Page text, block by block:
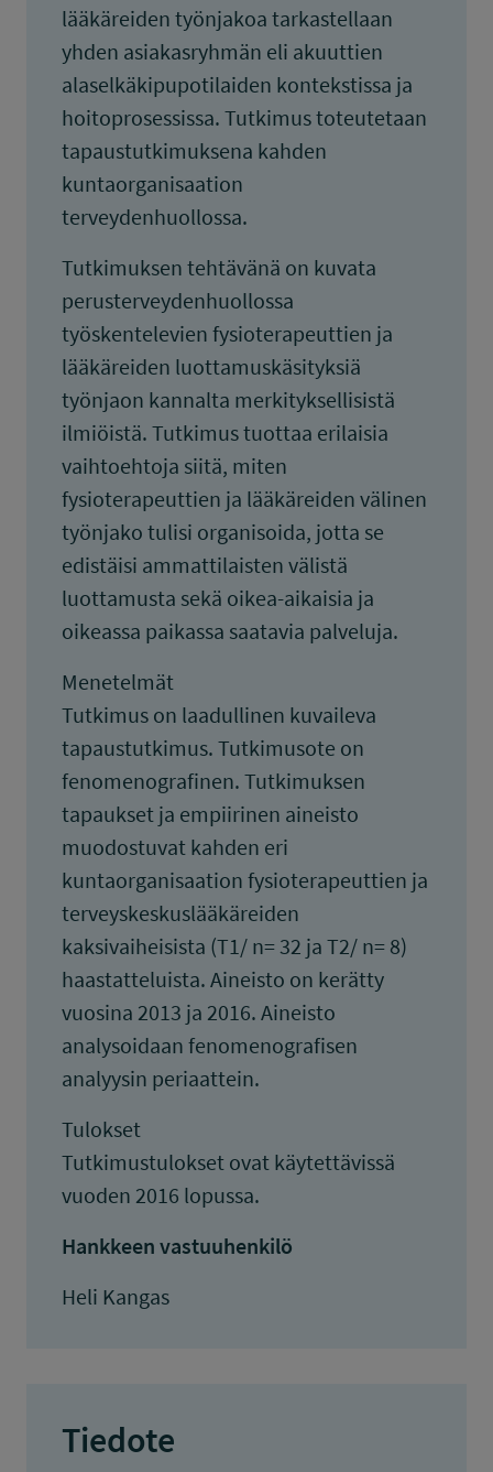
lääkäreiden työnjakoa tarkastellaan
yhden asiakasryhmän eli akuuttien
alaselkäkipupotilaiden kontekstissa ja
hoitoprosessissa. Tutkimus toteutetaan
tapaustutkimuksena kahden
kuntaorganisaation
terveydenhuollossa.
Tutkimuksen tehtävänä on kuvata
perusterveydenhuollossa
työskentelevien fysioterapeuttien ja
lääkäreiden luottamuskäsityksiä
työnjaon kannalta merkityksellisistä
ilmiöistä. Tutkimus tuottaa erilaisia
vaihtoehtoja siitä, miten
fysioterapeuttien ja lääkäreiden välinen
työnjako tulisi organisoida, jotta se
edistäisi ammattilaisten välistä
luottamusta sekä oikea-aikaisia ja
oikeassa paikassa saatavia palveluja.
Menetelmät
Tutkimus on laadullinen kuvaileva
tapaustutkimus. Tutkimusote on
fenomenografinen. Tutkimuksen
tapaukset ja empiirinen aineisto
muodostuvat kahden eri
kuntaorganisaation fysioterapeuttien ja
terveyskeskuslääkäreiden
kaksivaiheisista (T1/ n= 32 ja T2/ n= 8)
haastatteluista. Aineisto on kerätty
vuosina 2013 ja 2016. Aineisto
analysoidaan fenomenografisen
analyysin periaattein.
Tulokset
Tutkimustulokset ovat käytettävissä
vuoden 2016 lopussa.
Hankkeen vastuuhenkilö
Heli Kangas
Tiedote